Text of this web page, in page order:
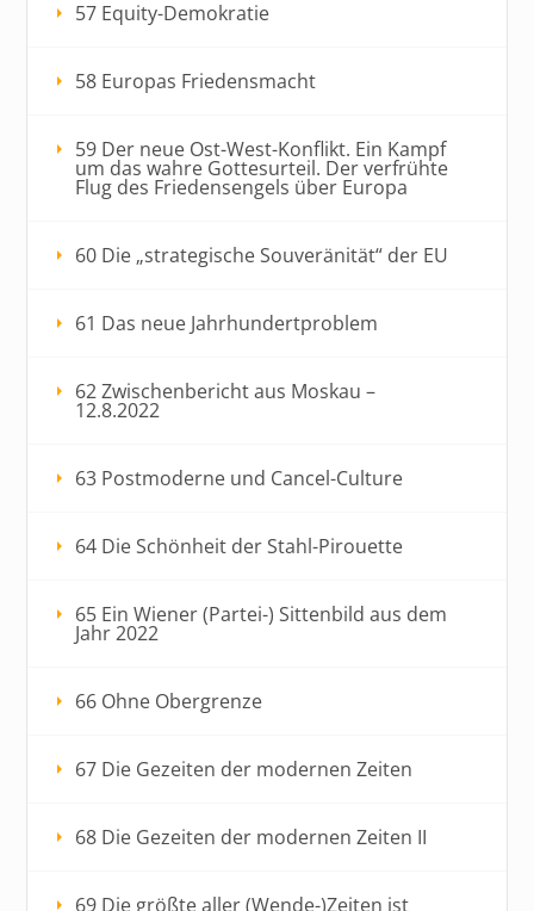
57 Equity-Demokratie
58 Europas Friedensmacht
59 Der neue Ost-West-Konflikt. Ein Kampf
um das wahre Gottesurteil. Der verfrühte
Flug des Friedensengels über Europa
60 Die „strategische Souveränität“ der EU
61 Das neue Jahrhundertproblem
62 Zwischenbericht aus Moskau –
12.8.2022
63 Postmoderne und Cancel-Culture
64 Die Schönheit der Stahl-Pirouette
65 Ein Wiener (Partei-) Sittenbild aus dem
Jahr 2022
66 Ohne Obergrenze
67 Die Gezeiten der modernen Zeiten
68 Die Gezeiten der modernen Zeiten II
69 Die größte aller (Wende-)Zeiten ist